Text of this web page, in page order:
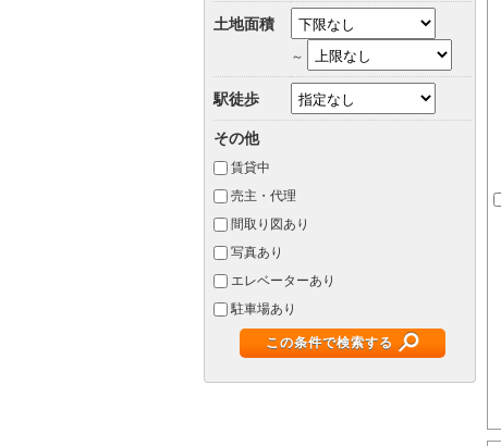
土地面積
～
駅徒歩
その他
賃貸中
売主・代理
間取り図あり
写真あり
エレベーターあり
駐車場あり
この条件で検索する